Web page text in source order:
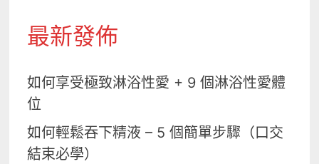
最新發佈
如何享受極致淋浴性愛 + 9 個淋浴性愛體
位
如何輕鬆吞下精液 – 5 個簡單步驟（口交
結束必學）